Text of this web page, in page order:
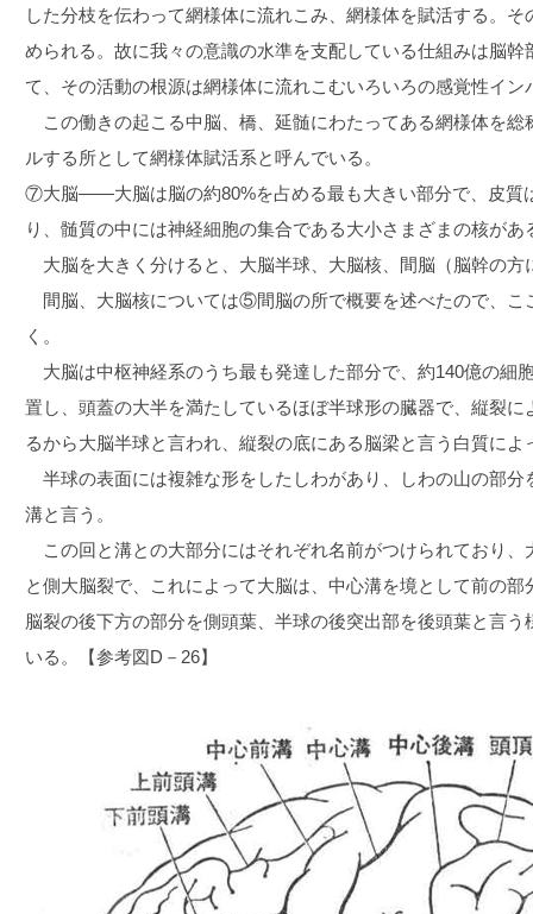
した分枝を伝わって網様体に流れこみ、網様体を賦活する。
められる。故に我々の意識の水準を支配している仕組みは脳
て、その活動の根源は網様体に流れこむいろいろの感覚性イ
この働きの起こる中脳、橋、延髄にわたってある網様体を総
ルする所として網様体賦活系と呼んでいる。
⑦大脳――大脳は脳の約80%を占める最も大きい部分で、皮質
り、髄質の中には神経細胞の集合である大小さまざまの核があ
大脳を大きく分けると、大脳半球、大脳核、間脳（脳幹の方
間脳、大脳核については⑤間脳の所で概要を述べたので、こ
く。
大脳は中枢神経系のうち最も発達した部分で、約140億の細
置し、頭蓋の大半を満たしているほぼ半球形の臓器で、縦裂
るから大脳半球と言われ、縦裂の底にある脳梁と言う白質に
半球の表面には複雑な形をしたしわがあり、しわの山の部分
溝と言う。
この回と溝との大部分にはそれぞれ名前がつけられており、
と側大脳裂で、これによって大脳は、中心溝を境として前の
脳裂の後下方の部分を側頭葉、半球の後突出部を後頭葉と言
いる。【参考図D－26】